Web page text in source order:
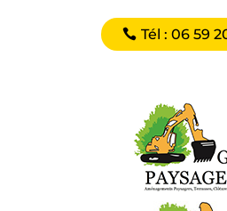
Tél : 06 59